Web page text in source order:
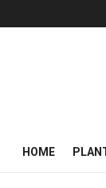
HOME